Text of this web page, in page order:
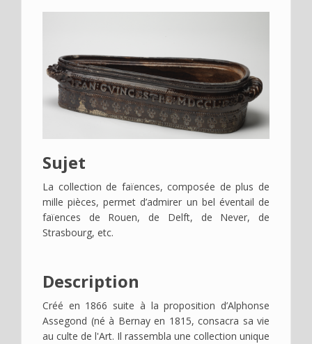
Déplier
Usage
Déplier
Où
en
voir
?
Contact
Sujet
La collection de faïences, composée de plus de
mille pièces, permet d’admirer un bel éventail de
faïences de Rouen, de Delft, de Never, de
Strasbourg, etc.
Description
Créé en 1866 suite à la proposition d’Alphonse
Assegond (né à Bernay en 1815, consacra sa vie
au culte de l'Art. Il rassembla une collection unique